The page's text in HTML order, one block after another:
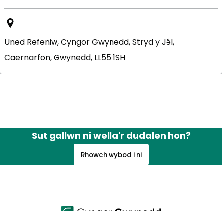
Uned Refeniw, Cyngor Gwynedd, Stryd y Jêl,
Caernarfon, Gwynedd, LL55 1SH
Sut gallwn ni wella'r dudalen hon?
Rhowch wybod i ni